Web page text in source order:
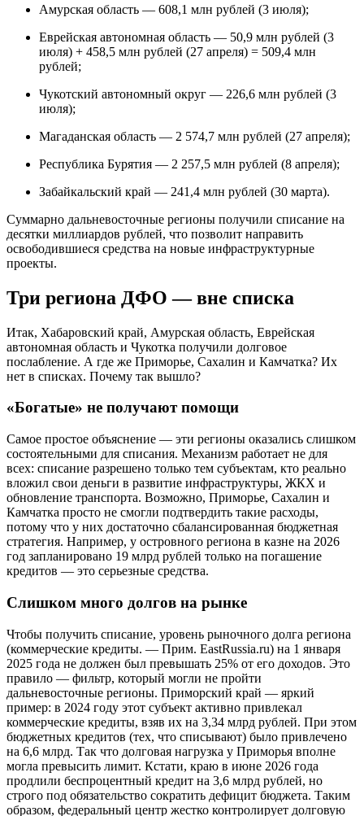
Амурская область — 608,1 млн рублей (3 июля);
Еврейская автономная область — 50,9 млн рублей (3
июля) + 458,5 млн рублей (27 апреля) = 509,4 млн
рублей;
Чукотский автономный округ — 226,6 млн рублей (3
июля);
Магаданская область — 2 574,7 млн рублей (27 апреля);
Республика Бурятия — 2 257,5 млн рублей (8 апреля);
Забайкальский край — 241,4 млн рублей (30 марта).
Суммарно дальневосточные регионы получили списание на
десятки миллиардов рублей, что позволит направить
освободившиеся средства на новые инфраструктурные
проекты.
Три региона ДФО — вне списка
Итак, Хабаровский край, Амурская область, Еврейская
автономная область и Чукотка получили долговое
послабление. А где же Приморье, Сахалин и Камчатка? Их
нет в списках. Почему так вышло?
«Богатые» не получают помощи
Самое простое объяснение — эти регионы оказались слишком
состоятельными для списания. Механизм работает не для
всех: списание разрешено только тем субъектам, кто реально
вложил свои деньги в развитие инфраструктуры, ЖКХ и
обновление транспорта. Возможно, Приморье, Сахалин и
Камчатка просто не смогли подтвердить такие расходы,
потому что у них достаточно сбалансированная бюджетная
стратегия. Например, у островного региона в казне на 2026
год запланировано 19 млрд рублей только на погашение
кредитов — это серьезные средства.
Слишком много долгов на рынке
Чтобы получить списание, уровень рыночного долга региона
(коммерческие кредиты. — Прим. EastRussia.ru) на 1 января
2025 года не должен был превышать 25% от его доходов. Это
правило — фильтр, который могли не пройти
дальневосточные регионы. Приморский край — яркий
пример: в 2024 году этот субъект активно привлекал
коммерческие кредиты, взяв их на 3,34 млрд рублей. При этом
бюджетных кредитов (тех, что списывают) было привлечено
на 6,6 млрд. Так что долговая нагрузка у Приморья вполне
могла превысить лимит. Кстати, краю в июне 2026 года
продлили беспроцентный кредит на 3,6 млрд рублей, но
строго под обязательство сократить дефицит бюджета. Таким
образом, федеральный центр жестко контролирует долговую